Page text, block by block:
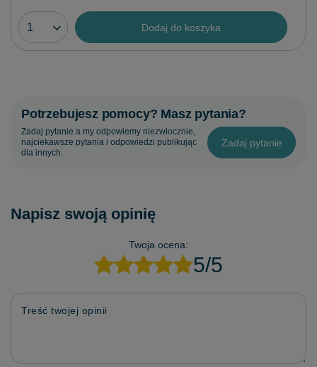
Dodaj do koszyka
Potrzebujesz pomocy? Masz pytania?
Zadaj pytanie a my odpowiemy niezwłocznie,
najciekawsze pytania i odpowiedzi publikując
dla innych.
Zadaj pytanie
Napisz swoją opinię
Twoja ocena:
5/5
Treść twojej opinii